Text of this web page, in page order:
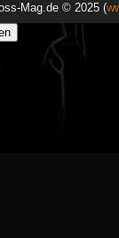
Mag.de © 2025 (